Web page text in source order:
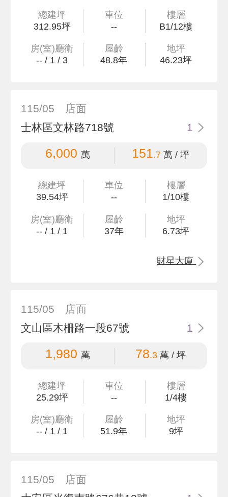
總建坪
312.95坪
車位
--
樓層
B1/12樓
房(室)廳衛
-- / 1 / 3
屋齡
48.8年
地坪
46.23坪
115/05
店面
士林區文林路718號
1
6,000 萬 151.7萬 / 坪
總建坪
39.54坪
車位
--
樓層
1/10樓
房(室)廳衛
-- / 1 / 1
屋齡
37年
地坪
6.73坪
財星大廈
115/05
店面
文山區木柵路一段67號
1
1,980 萬 78.3萬 / 坪
總建坪
25.29坪
車位
--
樓層
1/4樓
房(室)廳衛
-- / 1 / 1
屋齡
51.9年
地坪
9坪
115/05
店面